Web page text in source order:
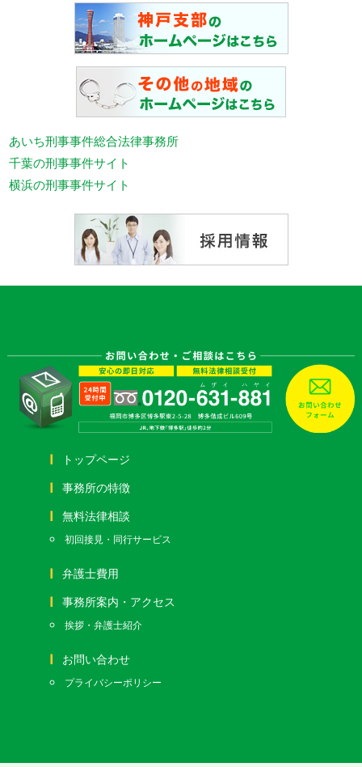
あいち刑事事件総合法律事務所
千葉の刑事事件サイト
横浜の刑事事件サイト
トップページ
事務所の特徴
無料法律相談
初回接見・同行サービス
弁護士費用
事務所案内・アクセス
挨拶・弁護士紹介
お問い合わせ
プライバシーポリシー